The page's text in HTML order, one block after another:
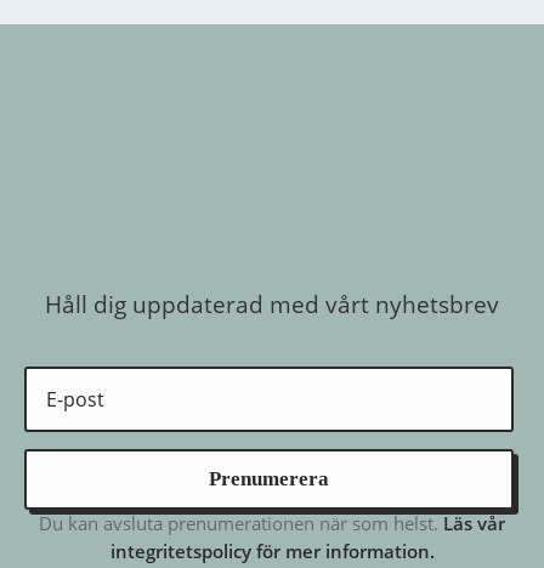
Håll dig uppdaterad med vårt nyhetsbrev
Prenumerera
Du kan avsluta prenumerationen när som helst.Läs vår
integritetspolicy för mer information.